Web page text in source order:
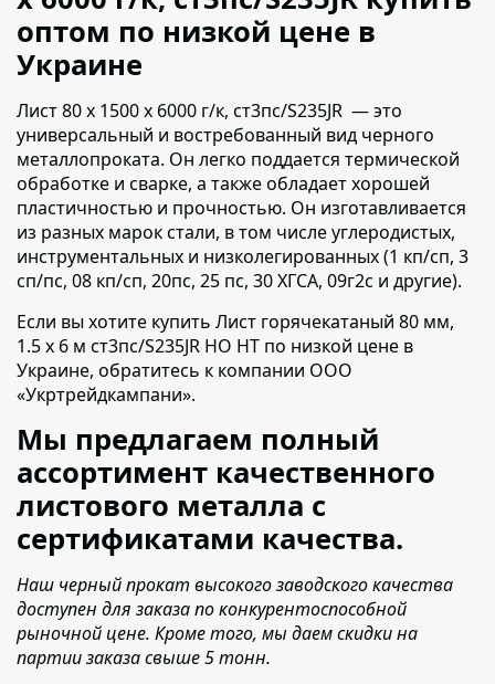
оптом по низкой цене в
Украине
Лист 80 х 1500 х 6000 г/к, ст3пс/S235JR — это
универсальный и востребованный вид черного
металлопроката. Он легко поддается термической
обработке и сварке, а также обладает хорошей
пластичностью и прочностью. Он изготавливается
из разных марок стали, в том числе углеродистых,
инструментальных и низколегированных (1 кп/сп, 3
сп/пс, 08 кп/сп, 20пс, 25 пс, 30 ХГСА, 09г2с и другие).
Если вы хотите купить Лист горячекатаный 80 мм,
1.5 х 6 м ст3пс/S235JR НО НТ по низкой цене в
Украине, обратитесь к компании ООО
«Укртрейдкампани».
Мы предлагаем полный
ассортимент качественного
листового металла с
сертификатами качества.
Наш черный прокат высокого заводского качества
доступен для заказа по конкурентоспособной
рыночной цене. Кроме того, мы даем скидки на
партии заказа свыше 5 тонн.